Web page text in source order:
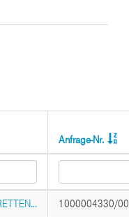
Anfrage-Nr.
1000004330/